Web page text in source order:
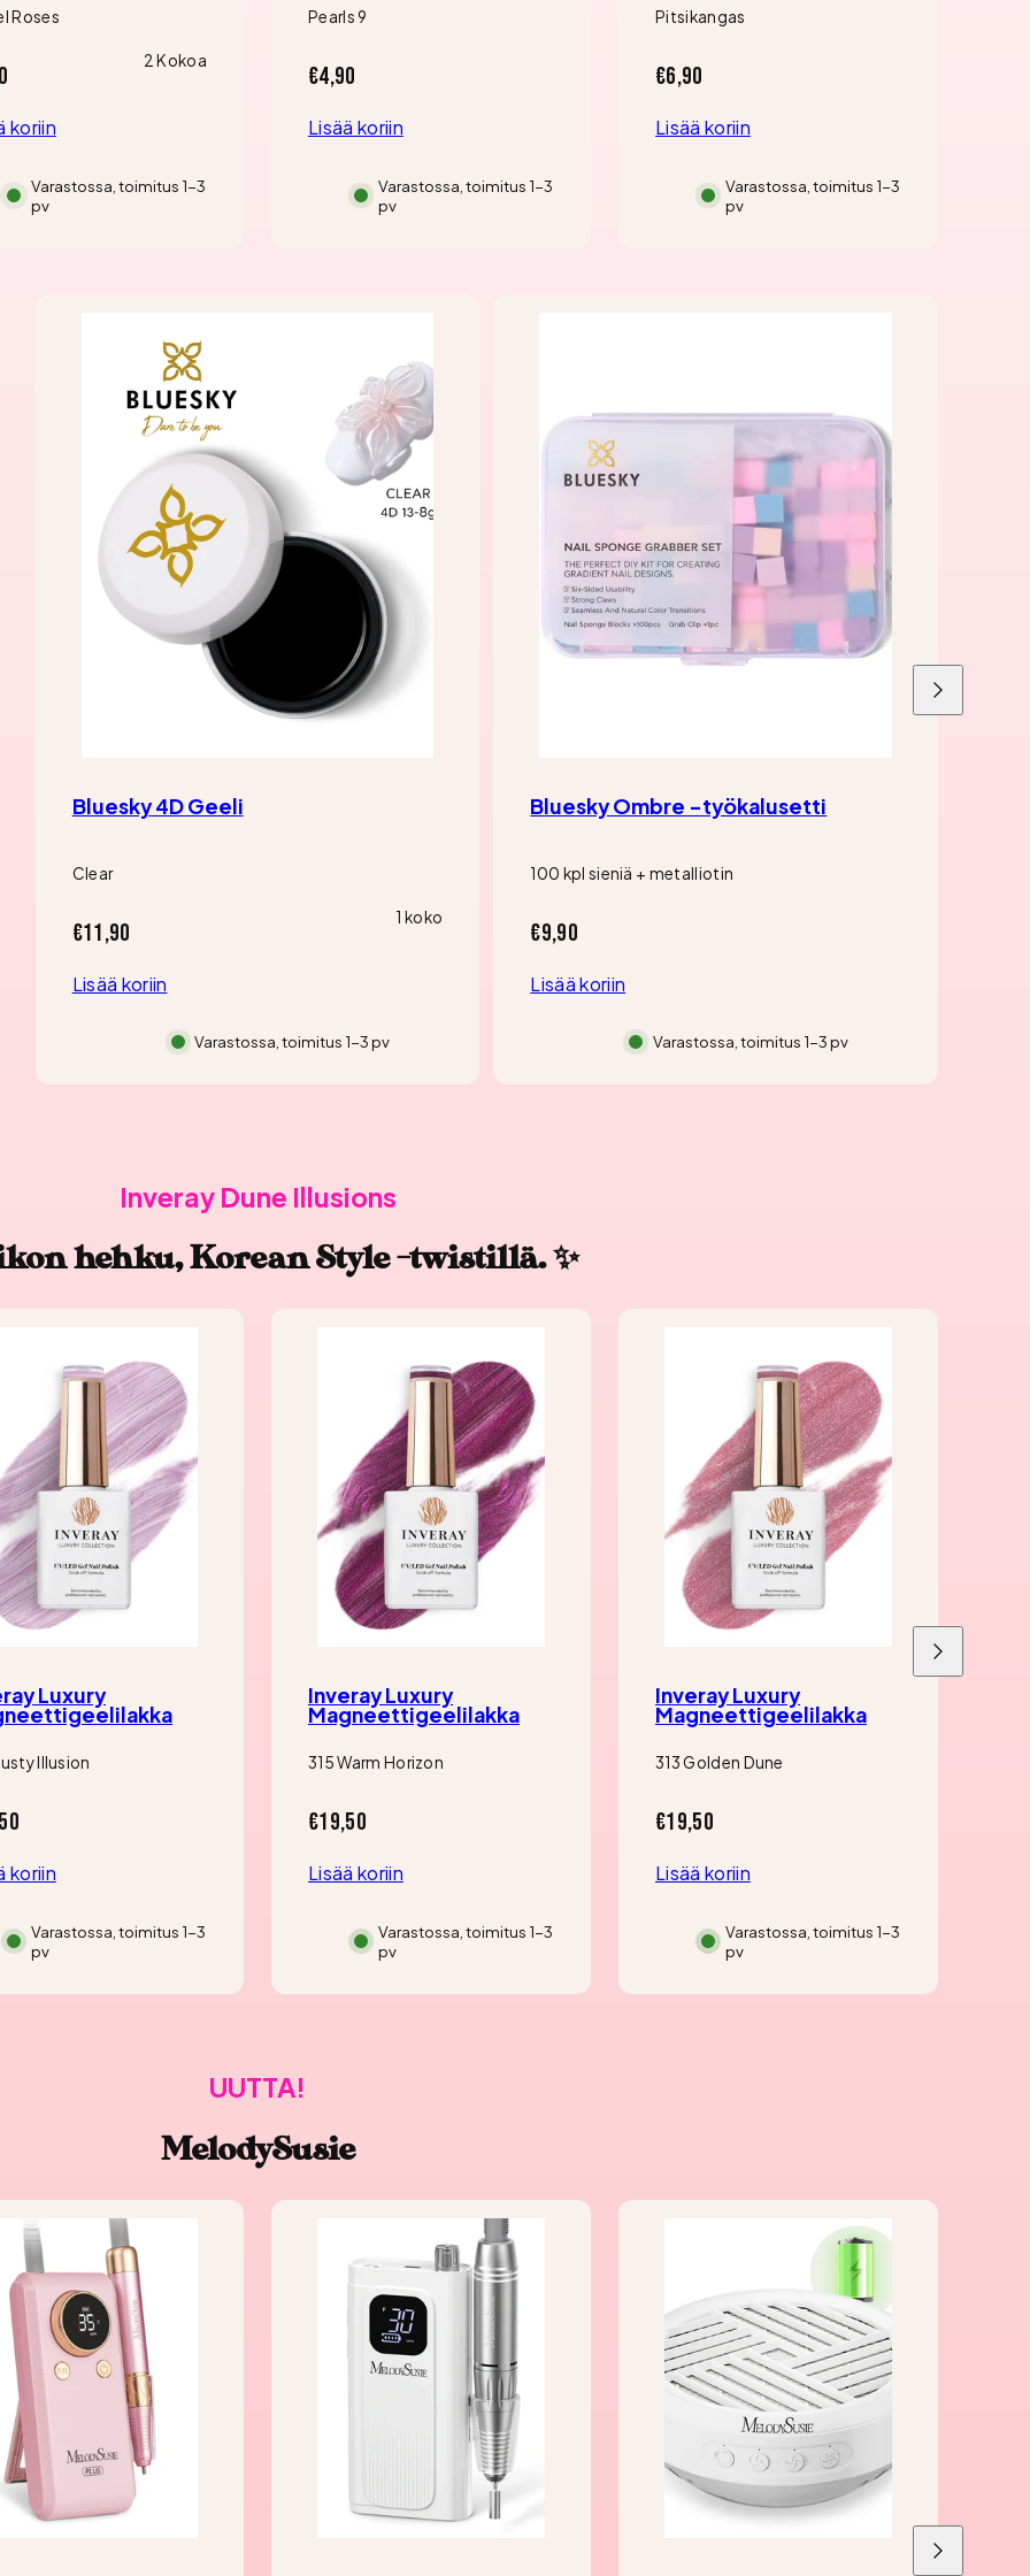
Roses
2 Kokoa
koriin
Varastossa, toimitus 1-3
pv
Pearls 9
Hinta
€4,90
Lisää koriin
Varastossa, toimitus 1-3
pv
Pitsikangas
Hinta
€6,90
Lisää koriin
Varastossa, toimitus 1-3
pv
Bluesky 4D Geeli
Clear
Hinta
€11,90
1 koko
Lisää koriin
Varastossa, toimitus 1-3 pv
Bluesky Ombre -työkalusetti
100 kpl sieniä + metalliotin
Hinta
€9,90
Lisää koriin
Varastossa, toimitus 1-3 pv
Liu'uta
oikealle
Inveray Dune Illusions
hehku, Korean Style -twistillä. ✨
Luxury
Illusion
koriin
Varastossa, toimitus 1-3
pv
Inveray Luxury
Magneettigeelilakka
315 Warm Horizon
Hinta
€19,50
Lisää koriin
Varastossa, toimitus 1-3
pv
Inveray Luxury
Magneettigeelilakka
313 Golden Dune
Hinta
€19,50
Lisää koriin
Varastossa, toimitus 1-3
pv
Liu'uta
oikealle
UUTTA!
MelodySusie
Liu'uta